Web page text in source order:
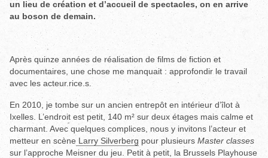
un lieu de création et d’accueil de spectacles, on en arrive
au boson de demain.
Après quinze années de réalisation de films de fiction et
documentaires, une chose me manquait : approfondir le travail
avec les acteur.rice.s.
En 2010, je tombe sur un ancien entrepôt en intérieur d’îlot à
Ixelles. L’endroit est petit, 140 m² sur deux étages mais calme et
charmant. Avec quelques complices, nous y invitons l’acteur et
metteur en scèneLarry Silverberg pour plusieurs Master classes
sur l’approche Meisner du jeu. Petit à petit, la Brussels Playhouse